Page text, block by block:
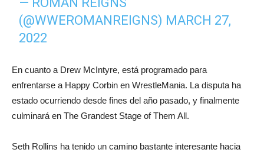
(@WWEROMANREIGNS) MARCH 27,
2022
En cuanto a Drew McIntyre, está programado para
enfrentarse a Happy Corbin en WrestleMania. La disputa ha
estado ocurriendo desde fines del año pasado, y finalmente
culminará en The Grandest Stage of Them All.
Seth Rollins ha tenido un camino bastante interesante hacia